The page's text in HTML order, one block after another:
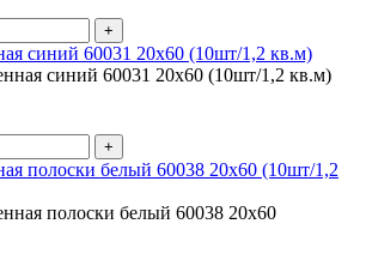
+
синий 60031 20х60 (10шт/1,2 кв.м)
+
полоски белый 60038 20х60 (10шт/1,2